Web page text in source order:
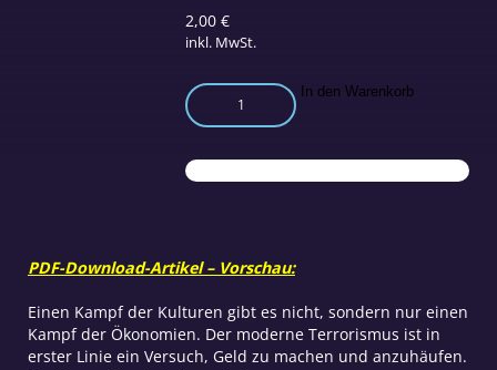
2,00€
inkl. MwSt.
Die
Dollars
der
globale
In den Warenkorb
PDF-Download-Artikel – Vorschau:
Einen Kampf der Kulturen gibt es nicht, sondern nur einen
Kampf der Ökonomien. Der moderne Terrorismus ist in
erster Linie ein Versuch, Geld zu machen und anzuhäufen.